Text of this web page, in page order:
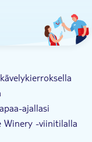
ajallasi
Winery -viinitilalla
tietämys